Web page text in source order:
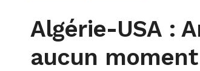
Algérie-USA :
aucun